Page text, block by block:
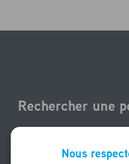
Rechercher une
Nous les avons
Nous